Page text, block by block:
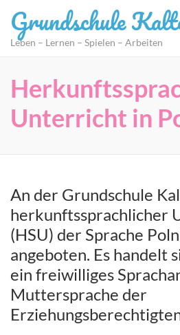
Inhalt
springen
Grundschule
Leben – Lernen – Spielen – Arbeiten
Unterricht in
An der Grundschule
herkunftssprachlicher
(HSU) der Sprache
angeboten. Es handelt
ein freiwilliges
Muttersprache der